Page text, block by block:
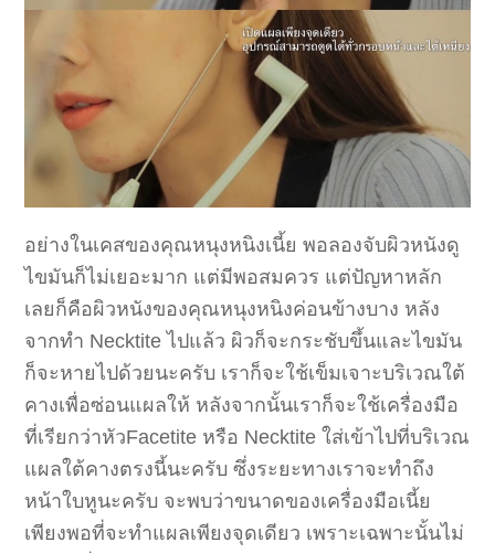
อย่างในเคสของคุณหนุงหนิงเนี้ย พอลองจับผิวหนังดู
ไขมันก็ไม่เยอะมาก แต่มีพอสมควร แต่ปัญหาหลัก
เลยก็คือผิวหนังของคุณหนุงหนิงค่อนข้างบาง หลัง
จากทำ Necktite ไปแล้ว ผิวก็จะกระชับขึ้นและไขมัน
ก็จะหายไปด้วยนะครับ เราก็จะใช้เข็มเจาะบริเวณใต้
คางเพื่อซ่อนแผลให้ หลังจากนั้นเราก็จะใช้เครื่องมือ
ที่เรียกว่าหัวFacetite หรือ Necktite ใส่เข้าไปที่บริเวณ
แผลใต้คางตรงนี้นะครับ ซึ่งระยะทางเราจะทำถึง
หน้าใบหูนะครับ จะพบว่าขนาดของเครื่องมือเนี้ย
เพียงพอที่จะทำแผลเพียงจุดเดียว เพราะเฉพาะนั้นไม่